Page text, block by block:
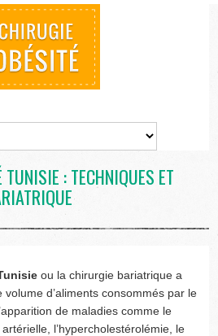
: TECHNIQUES ET
ou la chirurgie bariatrique a
d’aliments consommés par le
de maladies comme le
l’hypercholestérolémie, le